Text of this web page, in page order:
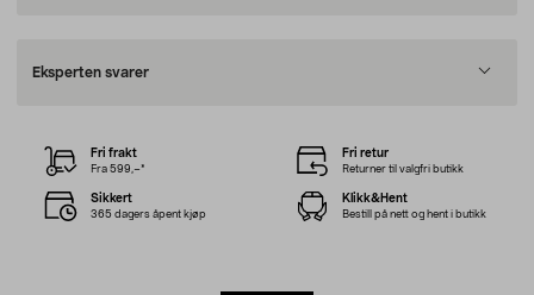
Eksperten svarer
Fri frakt
Fra 599,–*
Fri retur
Returner til valgfri butikk
Sikkert
365 dagers åpent kjøp
Klikk&Hent
Bestill på nett og hent i butikk